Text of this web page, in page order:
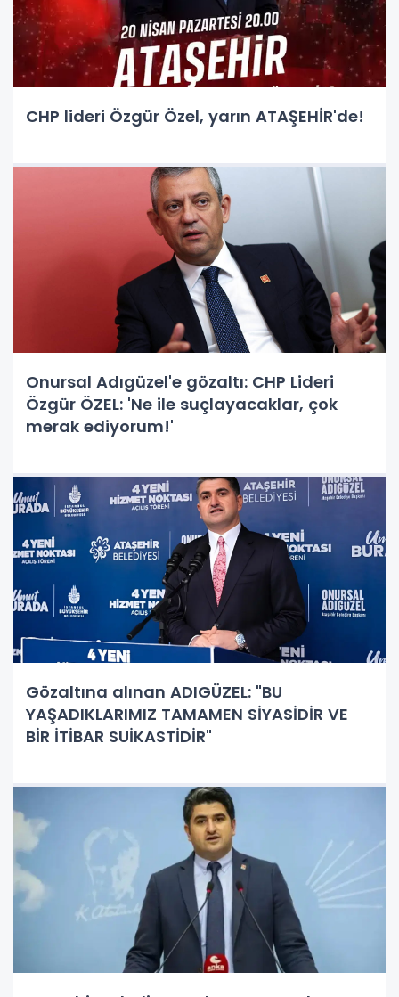
CHP lideri Özgür Özel, yarın ATAŞEHİR'de!
Onursal Adıgüzel'e gözaltı: CHP Lideri
Özgür ÖZEL: 'Ne ile suçlayacaklar, çok
merak ediyorum!'
Gözaltına alınan ADIGÜZEL: "BU
YAŞADIKLARIMIZ TAMAMEN SİYASİDİR VE
BİR İTİBAR SUİKASTİDİR"